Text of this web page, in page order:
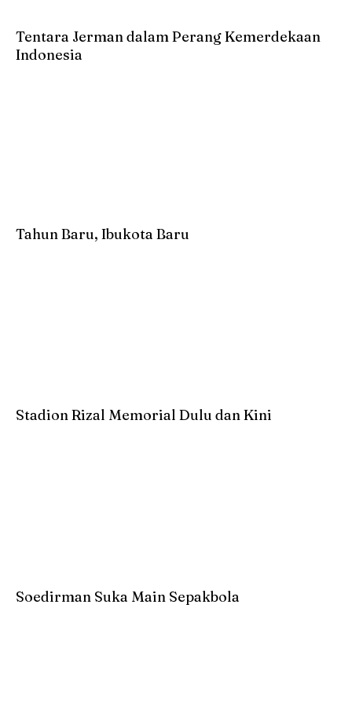
Tentara Jerman dalam Perang Kemerdekaan
Indonesia
Tahun Baru, Ibukota Baru
Stadion Rizal Memorial Dulu dan Kini
Soedirman Suka Main Sepakbola